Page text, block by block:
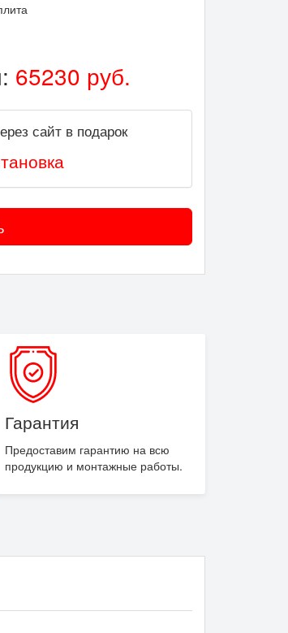
65230 руб.
сайт в подарок
Гарантия
Предоставим гарантию на всю
продукцию и монтажные работы.